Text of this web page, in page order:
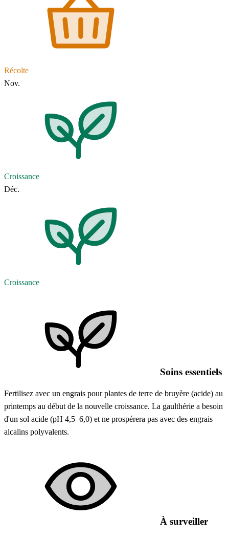
Récolte
Nov.
Croissance
Déc.
Croissance
Soins essentiels
Fertilisez avec un engrais pour plantes de terre de bruyère (acide) au
printemps au début de la nouvelle croissance. La gaulthérie a besoin
d'un sol acide (pH 4,5–6,0) et ne prospérera pas avec des engrais
alcalins polyvalents.
À surveiller